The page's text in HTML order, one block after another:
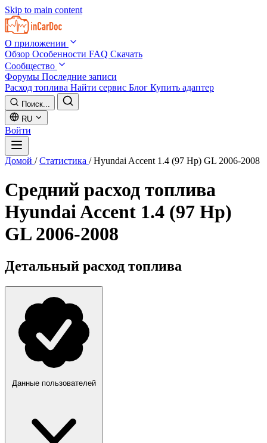
Skip to main content
О приложении
Обзор Особенности FAQ Скачать
Сообщество
Форумы Последние записи
Расход топлива Найти сервис Блог Купить адаптер
Поиск...
RU
Войти
Домой / Статистика / Hyundai Accent 1.4 (97 Hp) GL 2006-2008
Средний расход топлива
Hyundai Accent 1.4 (97 Hp)
GL 2006-2008
Детальный расход топлива
Данные пользователей